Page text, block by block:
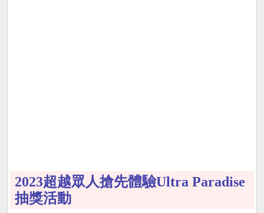
2023超越眾人搶先體驗Ultra Paradise
抽獎活動